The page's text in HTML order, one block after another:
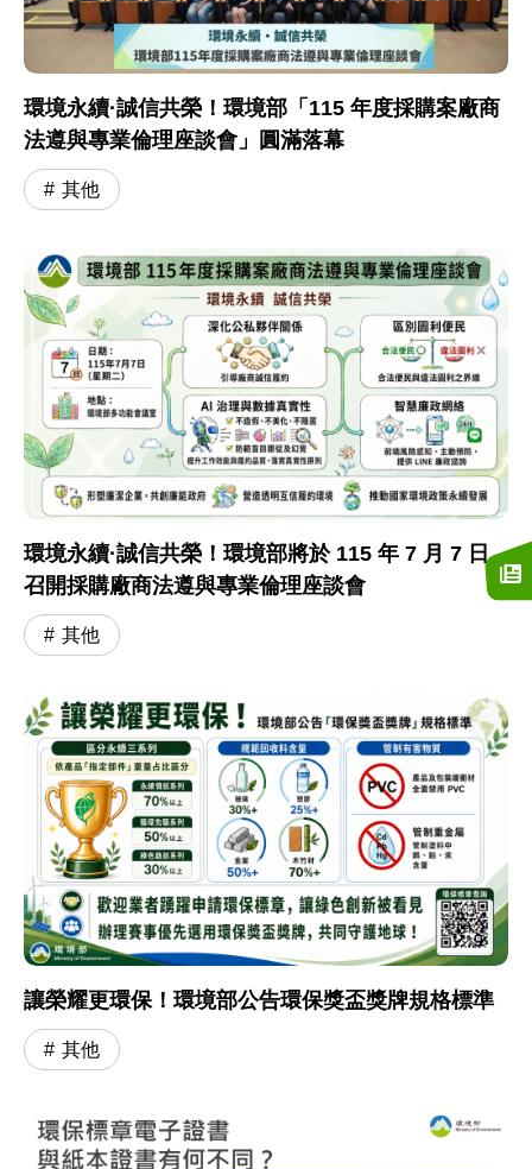
環境永續·誠信共榮！環境部「115 年度採購案廠商
法遵與專業倫理座談會」圓滿落幕
其他
環境永續·誠信共榮！環境部將於 115 年 7 月 7 日
召開採購廠商法遵與專業倫理座談會
其他
讓榮耀更環保！環境部公告環保獎盃獎牌規格標準
其他